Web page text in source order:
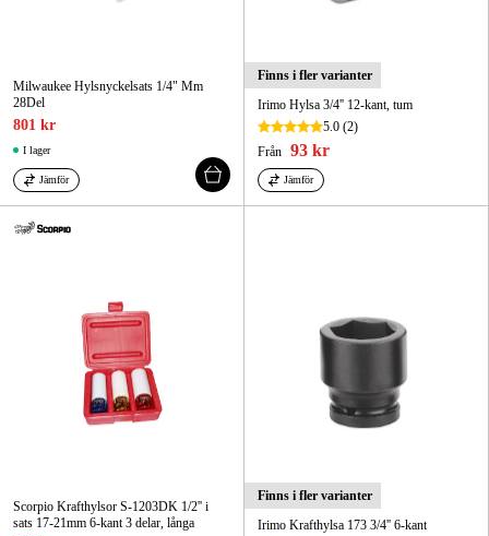
Milwaukee Hylsnyckelsats 1/4" Mm
28Del
801 kr
I lager
Jämför
Finns i fler varianter
Irimo Hylsa 3/4'' 12-kant, tum
5.0 (2)
Från 93 kr
Jämför
Scorpio Krafthylsor S-1203DK 1/2'' i
sats 17-21mm 6-kant 3 delar, långa
Finns i fler varianter
Irimo Krafthylsa 173 3/4'' 6-kant